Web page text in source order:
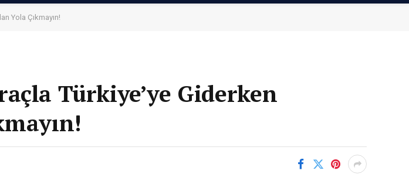
Yola Çıkmayın!
Türkiye’ye Giderken